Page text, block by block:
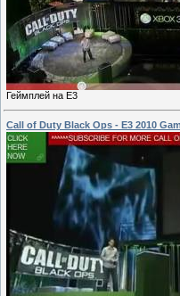
Геймплей на E3
Call of Duty Black Ops - E3 2010